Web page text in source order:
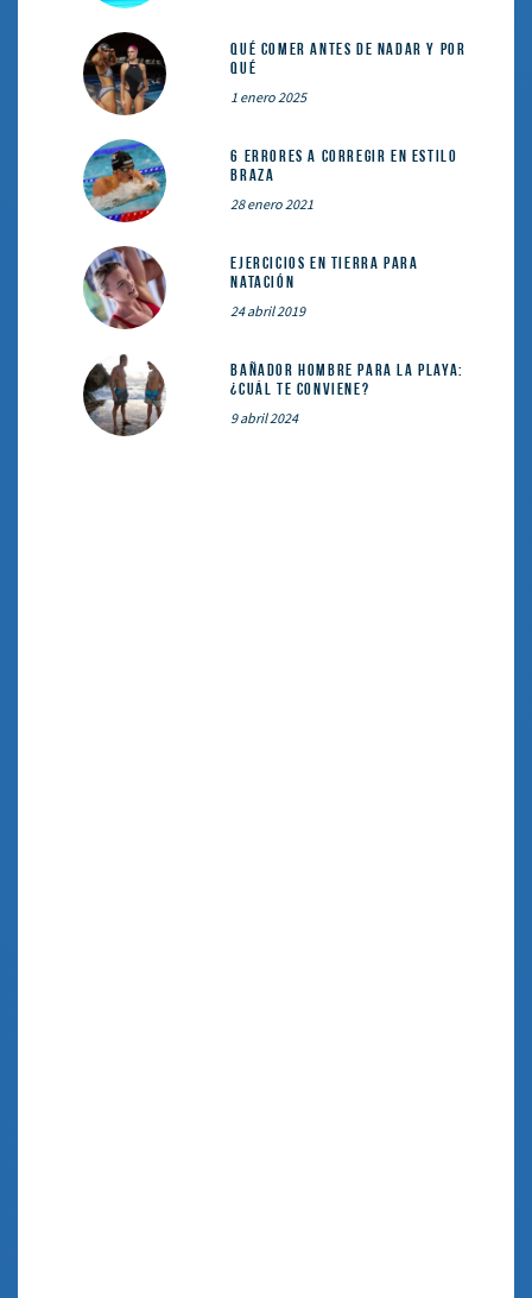
Qué comer ANTES de nadar y por
qué
1 enero 2025
6 errores a corregir en estilo
braza
28 enero 2021
Ejercicios en tierra para
natación
24 abril 2019
Bañador hombre para la playa:
¿cuál te conviene?
9 abril 2024